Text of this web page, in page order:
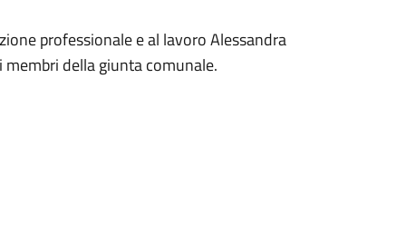
professionale e al lavoro Alessandra
membri della giunta comunale.